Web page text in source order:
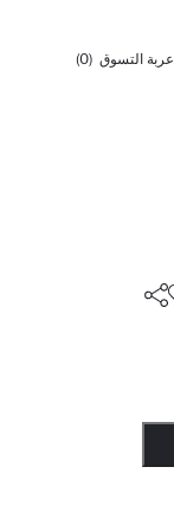
عربة التسوق (0)